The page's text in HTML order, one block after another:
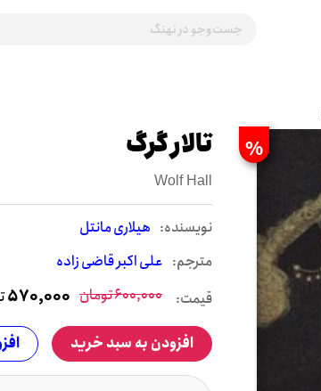
% تالار گرگ
Wolf Hall
نويسنده: هیلاری مانتل
مترجم: علی اکبر قاضی زاده
قیمت: 600,000تومان 570,000
افزودن به سبد خرید